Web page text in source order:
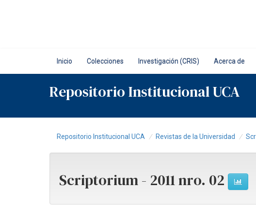
Inicio Colecciones Investigación (CRIS) Acerca de
Repositorio Institucional UCA
Repositorio Institucional UCA Revistas de la Universidad
Scriptorium - 2011 nro. 02